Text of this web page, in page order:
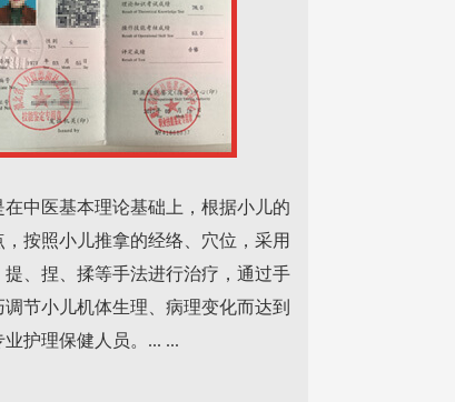
中医基本理论基础上，根据小儿的
按照小儿推拿的经络、穴位，采用
提、捏、揉等手法进行治疗，通过手
节小儿机体生理、病理变化而达到
护理保健人员。... ...